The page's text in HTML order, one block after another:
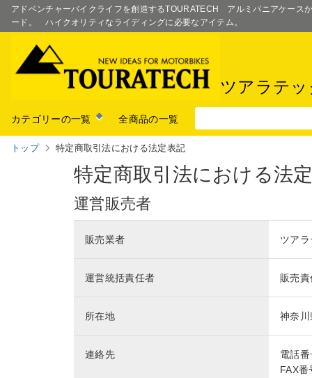
アドベンチャーバイクライフを創造するTOURATECH アルミパニアケース
ード。 ハイクオリティなライディングに必要なアイテム。
ツアラテ
カテゴリーの一覧 全商品の一覧
トップ 特定商取引法における法定表記
特定商取引法における法
運営販売者
販売業者 ツア
運営統括責任者 販売
所在地 神奈
連絡先
電話
FAX